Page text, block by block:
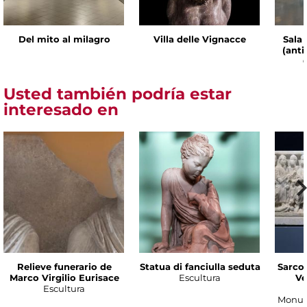
Del mito al milagro Villa delle Vignacce
Sala
Usted también podría estar
interesado en
Relieve funerario de
Marco Virgilio Eurisace
Escultura
Statua di fanciulla seduta
Escultura